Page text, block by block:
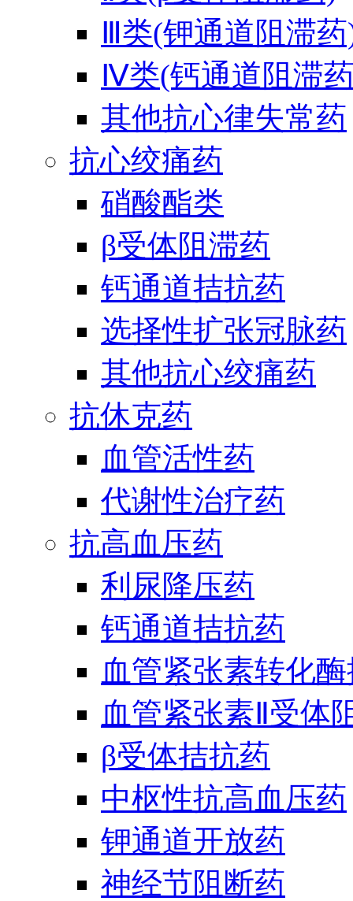
Ⅲ类(钾通道阻滞
Ⅳ类(钙通道阻滞
其他抗心律失常药
抗心绞痛药
硝酸酯类
β受体阻滞药
钙通道拮抗药
选择性扩张冠脉药
其他抗心绞痛药
抗休克药
血管活性药
代谢性治疗药
抗高血压药
利尿降压药
钙通道拮抗药
血管紧张素转化
血管紧张素Ⅱ受体
β受体拮抗药
中枢性抗高血压药
钾通道开放药
神经节阻断药